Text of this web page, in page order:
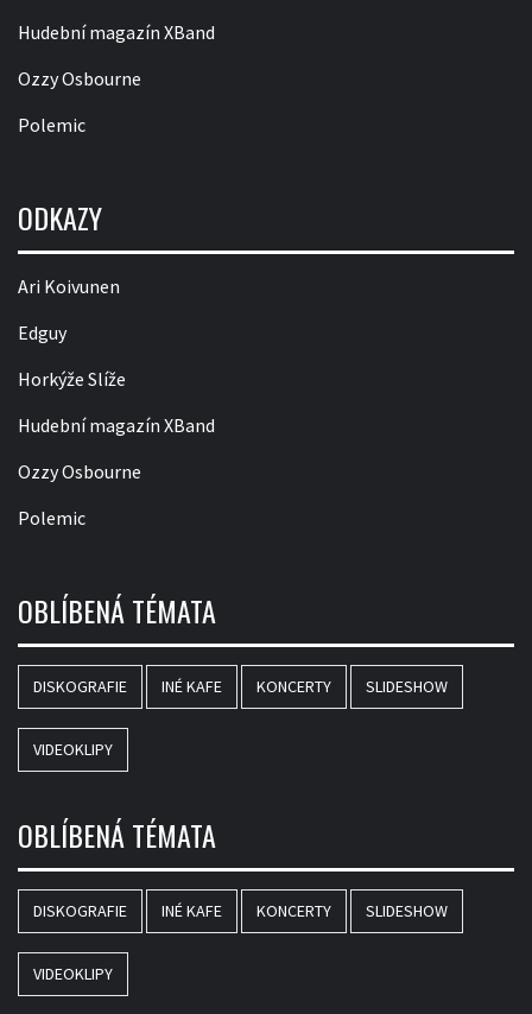
Hudební magazín XBand
Ozzy Osbourne
Polemic
ODKAZY
Ari Koivunen
Edguy
Horkýže Slíže
Hudební magazín XBand
Ozzy Osbourne
Polemic
OBLÍBENÁ TÉMATA
DISKOGRAFIE INÉ KAFE KONCERTY SLIDESHOW
VIDEOKLIPY
OBLÍBENÁ TÉMATA
DISKOGRAFIE INÉ KAFE KONCERTY SLIDESHOW
VIDEOKLIPY